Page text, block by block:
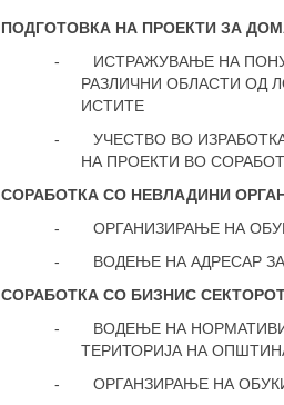
ПОДГОТОВКА НА ПРОЕКТИ ЗА
-
ИСТРАЖУВАЊЕ НА
РАЗЛИЧНИ ОБЛАСТИ ОД
ИСТИТЕ
-
УЧЕСТВО ВО
НА ПРОЕКТИ ВО
СОРАБОТКА СО НЕВЛАДИНИ
-
ОРГАНИЗИРАЊЕ НА
-
ВОДЕЊЕ НА АДРЕСАР
СОРАБОТКА СО БИЗНИС
-
ВОДЕЊЕ НА
ТЕРИТОРИЈА НА
-
ОРГАНЗИРАЊЕ НА